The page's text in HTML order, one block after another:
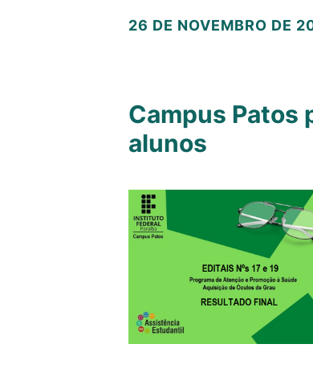
26 DE NOVEMBRO DE
Campus Patos
alunos